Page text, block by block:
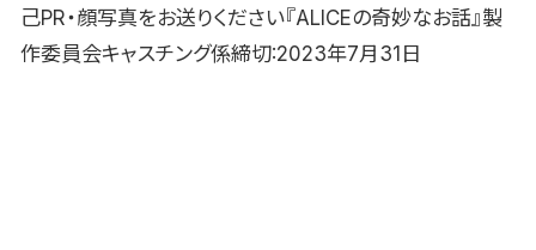
己PR・顔写真をお送りください『ALICEの奇妙なお話』製
作委員会キャスチング係締切:2023年7月31日